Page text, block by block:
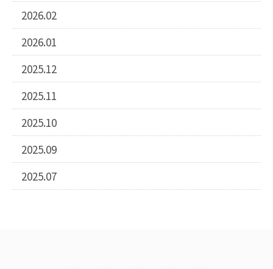
2026.02
2026.01
2025.12
2025.11
2025.10
2025.09
2025.07